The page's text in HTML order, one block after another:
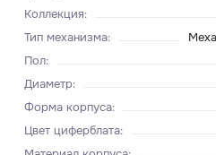
Коллекция:
Тип механизма:
Пол:
Диаметр:
Форма корпуса:
Цвет циферблата: